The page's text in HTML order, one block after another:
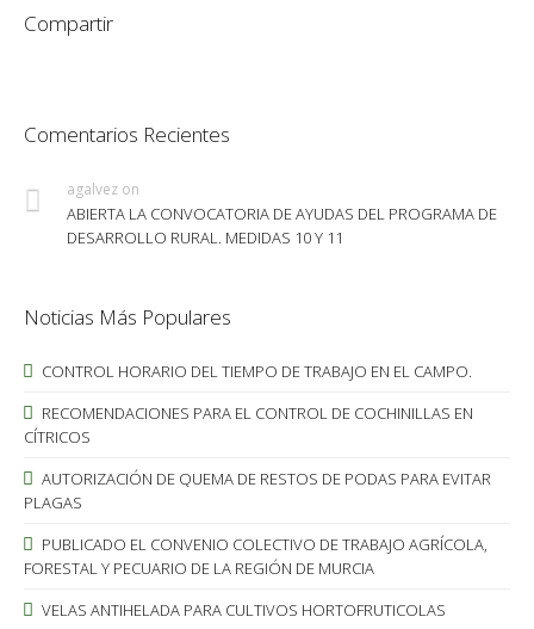
Compartir
Comentarios Recientes
agalvez on
ABIERTA LA CONVOCATORIA DE AYUDAS DEL PROGRAMA DE
DESARROLLO RURAL. MEDIDAS 10 Y 11
Noticias Más Populares
CONTROL HORARIO DEL TIEMPO DE TRABAJO EN EL CAMPO.
RECOMENDACIONES PARA EL CONTROL DE COCHINILLAS EN
CÍTRICOS
AUTORIZACIÓN DE QUEMA DE RESTOS DE PODAS PARA EVITAR
PLAGAS
PUBLICADO EL CONVENIO COLECTIVO DE TRABAJO AGRÍCOLA,
FORESTAL Y PECUARIO DE LA REGIÓN DE MURCIA
VELAS ANTIHELADA PARA CULTIVOS HORTOFRUTICOLAS